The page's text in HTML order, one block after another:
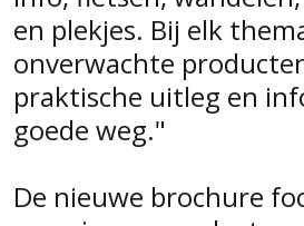
en plekjes. Bij elk
onverwachte
praktische uitleg en
goede weg."
De nieuwe brochure